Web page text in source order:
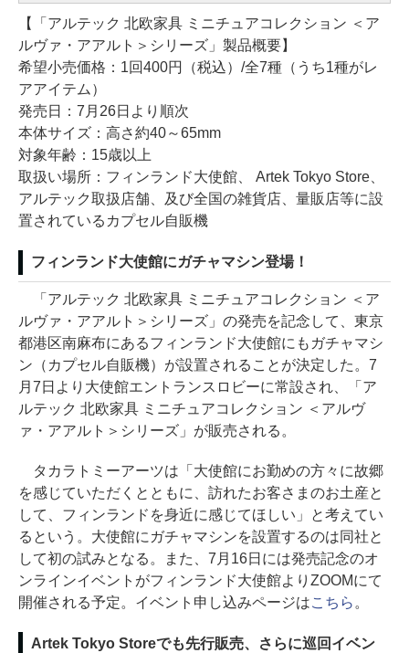
【「アルテック 北欧家具 ミニチュアコレクション ＜ア
ルヴァ・アアルト＞シリーズ」製品概要】
希望小売価格：1回400円（税込）/全7種（うち1種がレ
アアイテム）
発売日：7月26日より順次
本体サイズ：高さ約40～65mm
対象年齢：15歳以上
取扱い場所：フィンランド大使館、 Artek Tokyo Store、
アルテック取扱店舗、及び全国の雑貨店、量販店等に設
置されているカプセル自販機
フィンランド大使館にガチャマシン登場！
「アルテック 北欧家具 ミニチュアコレクション ＜ア
ルヴァ・アアルト＞シリーズ」の発売を記念して、東京
都港区南麻布にあるフィンランド大使館にもガチャマシ
ン（カプセル自販機）が設置されることが決定した。7
月7日より大使館エントランスロビーに常設され、「ア
ルテック 北欧家具 ミニチュアコレクション ＜アルヴ
ァ・アアルト＞シリーズ」が販売される。
タカラトミーアーツは「大使館にお勤めの方々に故郷
を感じていただくとともに、訪れたお客さまのお土産と
して、フィンランドを身近に感じてほしい」と考えてい
るという。大使館にガチャマシンを設置するのは同社と
して初の試みとなる。また、7月16日には発売記念のオ
ンラインイベントがフィンランド大使館よりZOOMにて
開催される予定。イベント申し込みページはこちら 。
Artek Tokyo Storeでも先行販売、さらに巡回イベン